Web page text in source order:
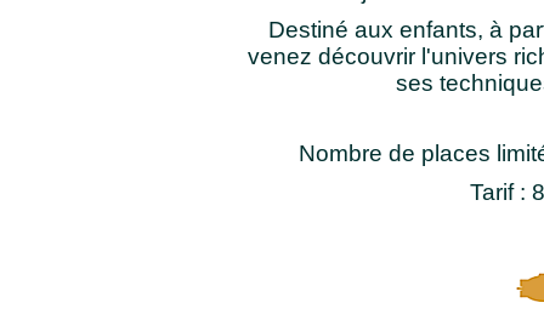
Destiné aux enfants, à
venez découvrir l'univers
ses
Nombre de places
Tarif :